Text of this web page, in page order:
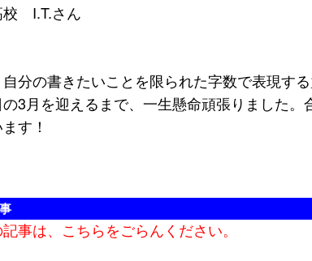
校 I.T.さん
分の書きたいことを限られた字数で表現す
3月を迎えるまで、一生懸命頑張りました。
す！
事は、こちらをごらんください。